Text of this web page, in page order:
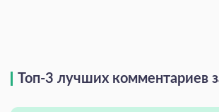
Топ-3 лучших комментариев